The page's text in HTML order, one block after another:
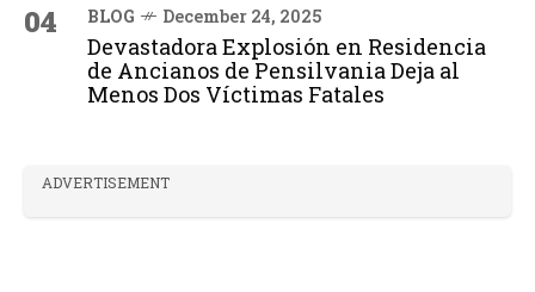
04 BLOG December 24, 2025
Devastadora Explosión en Residencia
de Ancianos de Pensilvania Deja al
Menos Dos Víctimas Fatales
ADVERTISEMENT